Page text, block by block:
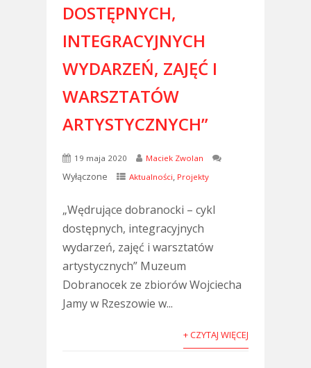
DOSTĘPNYCH,
INTEGRACYJNYCH
WYDARZEŃ, ZAJĘĆ I
WARSZTATÓW
ARTYSTYCZNYCH”
19 maja 2020 Maciek Zwolan
Wyłączone Aktualności, Projekty
„Wędrujące dobranocki – cykl
dostępnych, integracyjnych
wydarzeń, zajęć i warsztatów
artystycznych” Muzeum
Dobranocek ze zbiorów Wojciecha
Jamy w Rzeszowie w...
+ CZYTAJ WIĘCEJ